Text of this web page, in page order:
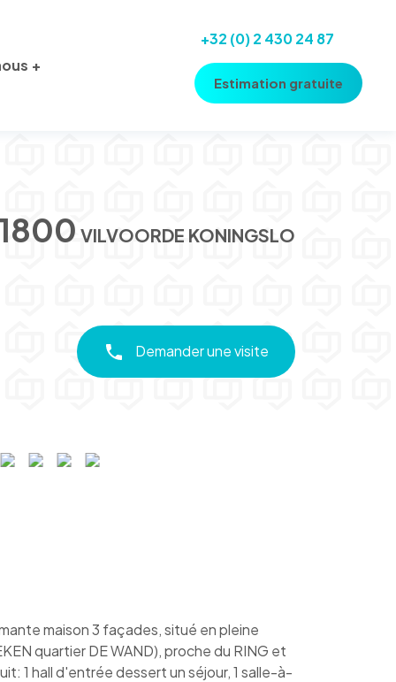
+32 (0) 2 430 24 87
Estimation gratuite
VILVOORDE KONINGSLO
Demander une visite
maison 3 façades, situé en pleine
quartier DE WAND), proche du RING et
1 hall d'entrée dessert un séjour, 1 salle-à-